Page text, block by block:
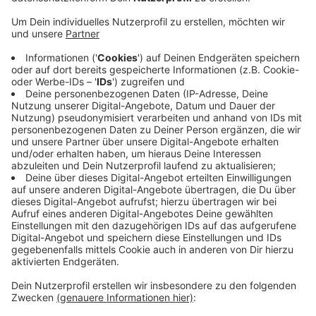
in Grundschulen. Ab nächsten Monat (01.07.26)
sollen alle Anmeldungen digital laufen, über das
Onlineportal Kinderkompass. Träger und Leitungen
der Kitas sowie Tagesmütter haben auf einer
Infoveranstaltung sehr positiv reagiert, heißt es
von der Stadt. Das neue System sei für alle
Betiligten vorteilhaft. Für die Umstellung hatte die
Stadt für zwei Monate einen Anmeldestopp
verhängt. Außerdem sollen die Elternbeiträge für
Kita-Plätze nur noch halb so hoch sein - allerdings
nur für Elternhäuser, die maximal 62.000 Euro pro
Jahr verdienen.
Veröffentlicht:Dienstag, 30.06.2026 14:52
Anzeige